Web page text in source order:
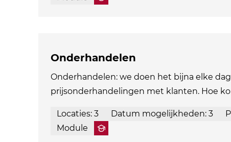
Onderhandelen
Onderhandelen: we doen het bijna elke
prijsonderhandelingen met klanten. Hoe
Locaties: 3 Datum mogelijkheden: 3
Module